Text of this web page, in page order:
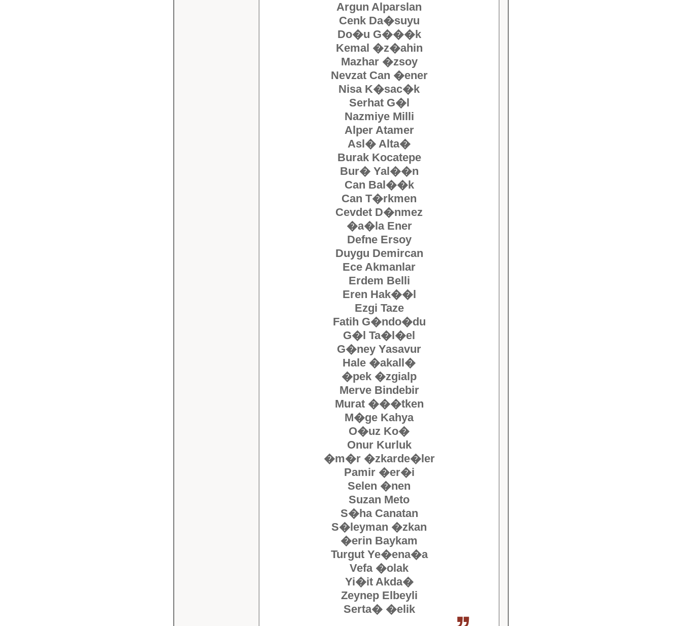
Argun Alparslan
Cenk Da�suyu
Do�u G���k
Kemal �z�ahin
Mazhar �zsoy
Nevzat Can �ener
Nisa K�sac�k
Serhat G�l
Nazmiye Milli
Alper Atamer
Asl� Alta�
Burak Kocatepe
Bur� Yal��n
Can Bal��k
Can T�rkmen
Cevdet D�nmez
�a�la Ener
Defne Ersoy
Duygu Demircan
Ece Akmanlar
Erdem Belli
Eren Hak��l
Ezgi Taze
Fatih G�ndo�du
G�l Ta�l�el
G�ney Yasavur
Hale �akall�
�pek �zgialp
Merve Bindebir
Murat ���tken
M�ge Kahya
O�uz Ko�
Onur Kurluk
�m�r �zkarde�ler
Pamir �er�i
Selen �nen
Suzan Meto
S�ha Canatan
S�leyman �zkan
�erin Baykam
Turgut Ye�ena�a
Vefa �olak
Yi�it Akda�
Zeynep Elbeyli
Serta� �elik